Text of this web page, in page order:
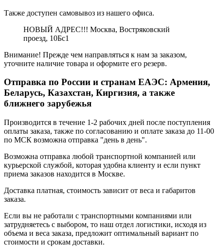
Также доступен самовывоз из нашего офиса.
НОВЫЙ АДРЕС!!! Москва, Востряковский
проезд, 10Бс1
Внимание! Прежде чем направляться к нам за заказом,
уточните наличие товара и оформите его резерв.
Отправка по России и странам ЕАЭС: Армения,
Беларусь, Казахстан, Киргизия, а также
ближнего зарубежья
Производится в течение 1-2 рабочих дней после поступления
оплаты заказа, также по согласованию и оплате заказа до 11-00
по МСК возможна отправка "день в день".
Возможна отправка любой транспортной компанией или
курьерской службой, которая удобна клиенту и если пункт
приема заказов находится в Москве.
Доставка платная, стоимость зависит от веса и габаритов
заказа.
Если вы не работали с транспортными компаниями или
затрудняетесь с выбором, то наш отдел логистики, исходя из
объема и веса заказа, предложит оптимальный вариант по
стоимости и срокам доставки.